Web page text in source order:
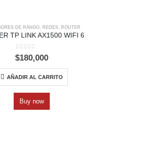
DE RANGO, REDES, ROUTER
TP LINK AX1500 WIFI 6
0out of 5
$180,000
AÑADIR AL CARRITO
Buy now